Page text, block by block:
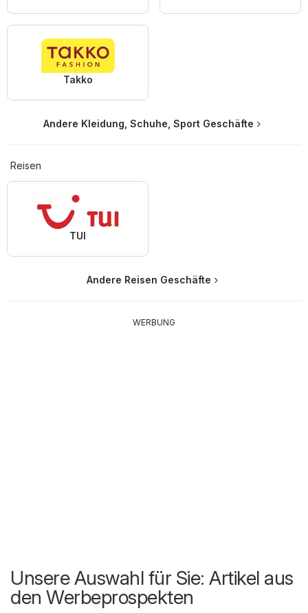
Takko
Andere Kleidung, Schuhe, Sport Geschäfte
Reisen
TUI
Andere Reisen Geschäfte
WERBUNG
Unsere Auswahl für Sie: Artikel aus
den Werbeprospekten